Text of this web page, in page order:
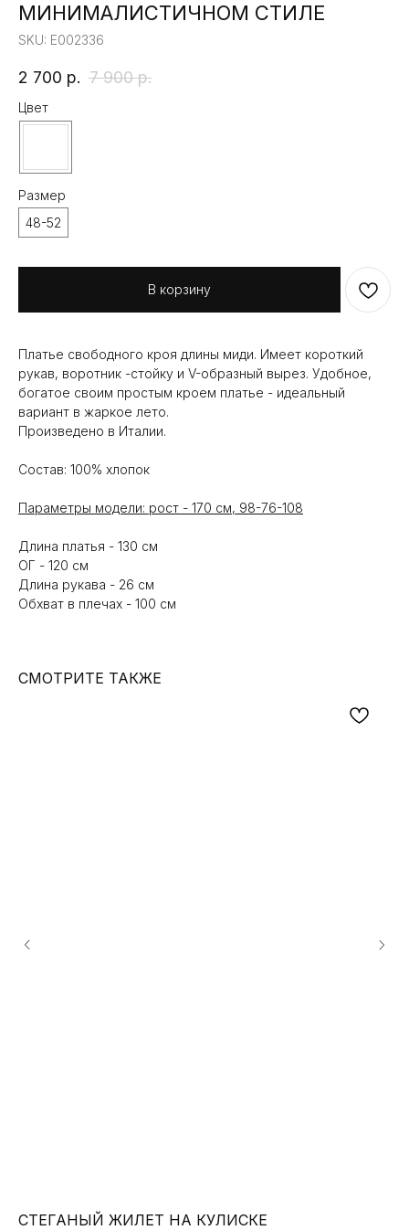
МИНИМАЛИСТИЧНОМ СТИЛЕ
SKU: E002336
2 700 р. 7 900 р.
Цвет
Размер
48-52
В корзину
Платье свободного кроя длины миди. Имеет короткий
рукав, воротник -стойку и V-образный вырез. Удобное,
богатое своим простым кроем платье - идеальный
вариант в жаркое лето.
Произведено в Италии.
Состав: 100% хлопок
Параметры модели: рост - 170 см, 98-76-108
Длина платья - 130 см
ОГ - 120 см
Длина рукава - 26 см
Обхват в плечах - 100 см
СМОТРИТЕ ТАКЖЕ
СТЕГАНЫЙ ЖИЛЕТ НА КУЛИСКЕ